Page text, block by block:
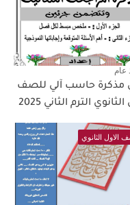
عام
مذكرة حاسب آلي للصف
الترم الثاني 2025
الاول الثانوي